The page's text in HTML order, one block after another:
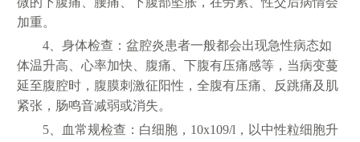
加重。
4、身体检查：盆腔炎患者一般都会出现急性病态如
体温升高、心率加快、腹痛、下腹有压痛感等，当病变蔓
延至腹腔时，腹膜刺激征阳性，全腹有压痛、反跳痛及肌
紧张，肠鸣音减弱或消失。
5、血常规检查：白细胞，10x109/l，以中性粒细胞升